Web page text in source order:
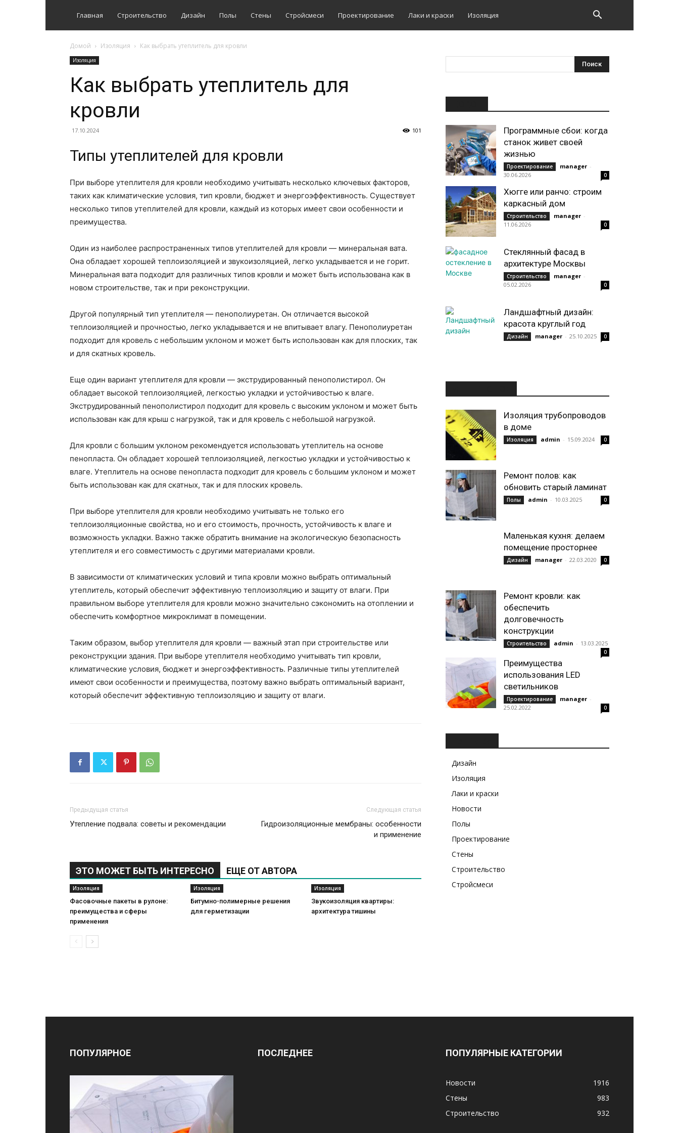
Главная Строительство Дизайн Полы Стены Стройсмеси Проектирование Лаки и краски Изоляция
Домой Изоляция Как выбрать утеплитель для кровли
Изоляция
Как выбрать утеплитель для
кровли
17.10.2024 101
Типы утеплителей для кровли
При выборе утеплителя для кровли необходимо учитывать несколько ключевых факторов,
таких как климатические условия, тип кровли, бюджет и энергоэффективность. Существует
несколько типов утеплителей для кровли, каждый из которых имеет свои особенности и
преимущества.
Один из наиболее распространенных типов утеплителей для кровли — минеральная вата.
Она обладает хорошей теплоизоляцией и звукоизоляцией, легко укладывается и не горит.
Минеральная вата подходит для различных типов кровли и может быть использована как в
новом строительстве, так и при реконструкции.
Другой популярный тип утеплителя — пенополиуретан. Он отличается высокой
теплоизоляцией и прочностью, легко укладывается и не впитывает влагу. Пенополиуретан
подходит для кровель с небольшим уклоном и может быть использован как для плоских, так
и для скатных кровель.
Еще один вариант утеплителя для кровли — экструдированный пенополистирол. Он
обладает высокой теплоизоляцией, легкостью укладки и устойчивостью к влаге.
Экструдированный пенополистирол подходит для кровель с высоким уклоном и может быть
использован как для крыш с нагрузкой, так и для кровель с небольшой нагрузкой.
Для кровли с большим уклоном рекомендуется использовать утеплитель на основе
пенопласта. Он обладает хорошей теплоизоляцией, легкостью укладки и устойчивостью к
влаге. Утеплитель на основе пенопласта подходит для кровель с большим уклоном и может
быть использован как для скатных, так и для плоских кровель.
При выборе утеплителя для кровли необходимо учитывать не только его
теплоизоляционные свойства, но и его стоимость, прочность, устойчивость к влаге и
возможность укладки. Важно также обратить внимание на экологическую безопасность
утеплителя и его совместимость с другими материалами кровли.
В зависимости от климатических условий и типа кровли можно выбрать оптимальный
утеплитель, который обеспечит эффективную теплоизоляцию и защиту от влаги. При
правильном выборе утеплителя для кровли можно значительно сэкономить на отоплении и
обеспечить комфортное микроклимат в помещении.
Таким образом, выбор утеплителя для кровли — важный этап при строительстве или
реконструкции здания. При выборе утеплителя необходимо учитывать тип кровли,
климатические условия, бюджет и энергоэффективность. Различные типы утеплителей
имеют свои особенности и преимущества, поэтому важно выбрать оптимальный вариант,
который обеспечит эффективную теплоизоляцию и защиту от влаги.
Предыдущая статья
Утепление подвала: советы и рекомендации
Следующая статья
Гидроизоляционные мембраны: особенности
и применение
ЭТО МОЖЕТ БЫТЬ ИНТЕРЕСНО ЕЩЕ ОТ АВТОРА
Изоляция
Фасовочные пакеты в рулоне:
преимущества и сферы
применения
Изоляция
Битумно-полимерные решения
для герметизации
Изоляция
Звукоизоляция квартиры:
архитектура тишины
Программные сбои: когда
станок живет своей
жизнью
Проектирование manager -
30.06.2026
0
Хюгге или ранчо: строим
каркасный дом
Строительство manager -
11.06.2026
0
Стеклянный фасад в
архитектуре Москвы
Строительство manager -
05.02.2026
0
Ландшафтный дизайн:
красота круглый год
Дизайн manager - 25.10.2025 0
Изоляция трубопроводов
в доме
Изоляция admin - 15.09.2024 0
Ремонт полов: как
обновить старый ламинат
Полы admin - 10.03.2025 0
Маленькая кухня: делаем
помещение просторнее
Дизайн manager - 22.03.2020 0
Ремонт кровли: как
обеспечить
долговечность
конструкции
Строительство admin - 13.03.2025
0
Преимущества
использования LED
светильников
Проектирование manager -
25.02.2022
0
Дизайн
Изоляция
Лаки и краски
Новости
Полы
Проектирование
Стены
Строительство
Стройсмеси
ПОПУЛЯРНОЕ ПОСЛЕДНЕЕ ПОПУЛЯРНЫЕ КАТЕГОРИИ
Новости
1916
Стены
983
Строительство
932